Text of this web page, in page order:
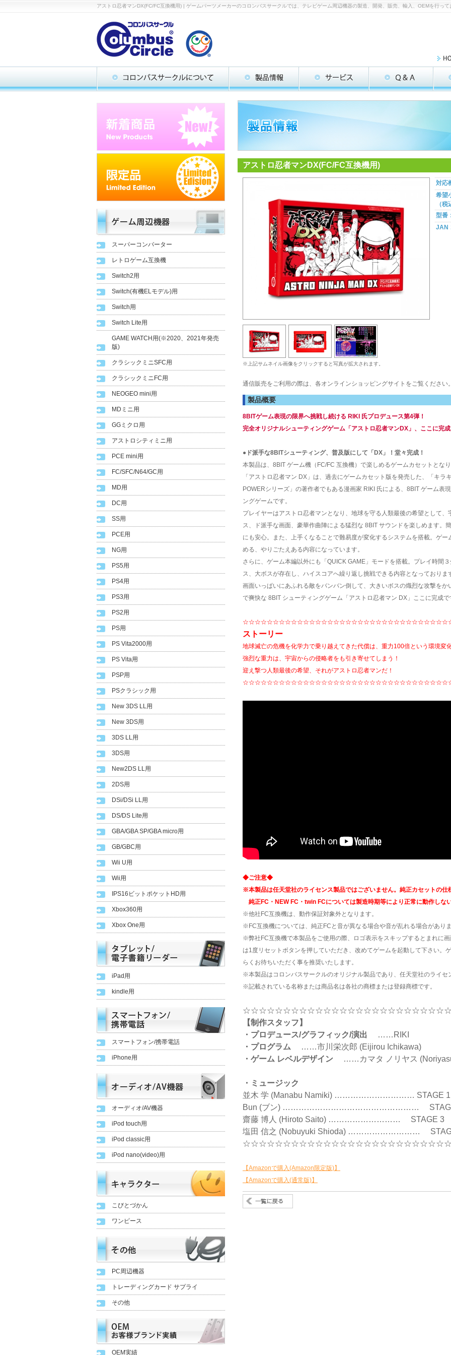
アストロ忍者マンDX(FC/FC互換機用) | ゲームパーツメーカーのコロンバスサークルでは、テレビゲーム周辺機器の製造、開発、販売、輸入、OEMを行って
スーパーコンバーター
レトロゲーム互換機
Switch2用
Switch(有機ELモデル)用
Switch用
Switch Lite用
GAME WATCH用(※2020、2021年発売
版)
クラシックミニSFC用
クラシックミニFC用
NEOGEO mini用
MDミニ用
GGミクロ用
アストロシティミニ用
PCE mini用
FC/SFC/N64/GC用
MD用
DC用
SS用
PCE用
NG用
PS5用
PS4用
PS3用
PS2用
PS用
PS Vita2000用
PS Vita用
PSP用
PSクラシック用
New 3DS LL用
New 3DS用
3DS LL用
3DS用
New2DS LL用
2DS用
DSi/DSi LL用
DS/DS Lite用
GBA/GBA SP/GBA micro用
GB/GBC用
Wii U用
Wii用
IPS16ビットポケットHD用
Xbox360用
Xbox One用
iPad用
kindle用
スマートフォン/携帯電話
iPhone用
オーディオ/AV機器
iPod touch用
iPod classic用
iPod nano(video)用
こびとづかん
ワンピース
PC周辺機器
トレーディングカード サプライ
その他
OEM実績
アストロ忍者マンDX(FC/FC互換機用)
※上記サムネイル画像をクリックすると写真が拡大されます。
対応
希望
（税
型番
JAN
通信販売をご利用の際は、各オンラインショッピングサイトをご覧ください。
製品概要
8BITゲーム表現の限界へ挑戦し続ける RIKI 氏プロデュース第4弾！
完全オリジナルシューティングゲーム「アストロ忍者マンDX」、ここに完成
●ド派手な8BITシューティング、普及版にして「DX」！堂々完成！
本製品は、8BIT ゲーム機（FC/FC 互換機）で楽しめるゲームカセットとなり
「アストロ忍者マン DX」は、過去にゲームカセット版を発売した、「キラ
POWERシリーズ」の著作者でもある漫画家 RIKI 氏による、8BIT ゲーム表
ングゲームです。
プレイヤーはアストロ忍者マンとなり、地球を守る人類最後の希望として
ス、ド派手な画面、豪華作曲陣による猛烈な 8BIT サウンドを楽しめます。
にも安心。また、上手くなることで難易度が変化するシステムを搭載。ゲ
める、やりごたえある内容になっています。
さらに、ゲーム本編以外にも「QUICK GAME」モードを搭載。プレイ時間
ス、大ボスが存在し、ハイスコアへ繰り返し挑戦できる内容となっておりま
画面いっぱいにあふれる敵をバンバン倒して、大きいボスの熾烈な攻撃を
で爽快な 8BIT シューティングゲーム「アストロ忍者マン DX」ここに完成で
ストーリー
地球滅亡の危機を化学力で乗り越えてきた代償は、重力100倍という環境変
強烈な重力は、宇宙からの侵略者をも引き寄せてしまう！
迎え撃つ人類最後の希望、それがアストロ忍者マンだ！
◆ご注意◆
※本製品は任天堂社のライセンス製品ではございません。純正カセットの仕
純正FC・NEW FC・twin FCについては製造時期等により正常に動作しな
※他社FC互換機は、動作保証対象外となります。
※FC互換機については、純正FCと音が異なる場合や音が乱れる場合がありま
※弊社FC互換機で本製品をご使用の際、ロゴ表示をスキップするとまれに
は1度リセットボタンを押していただき、改めてゲームを起動して下さい。
らくお待ちいただく事を推奨いたします。
※本製品はコロンバスサークルのオリジナル製品であり、任天堂社のライセ
※記載されている名称または商品名は各社の商標または登録商標です。
【制作スタッフ】
・プロデュース/グラフィック/演出
……RIKI
・プログラム ……市川栄次郎 (Eijirou Ichikawa)
・ゲーム レベルデザイン ……カマタ ノリヤス
・ミュージック
並木 学 (Manabu Namiki) ………………………… STAGE 1
Bun (ブン) ……………………………………………
齋藤 博人 (Hiroto Saito) ……………………… STAGE 3
塩田 信之 (Nobuyuki Shioda) ………………………
【Amazonで購入(Amazon限定版)】
【Amazonで購入(通常版)】